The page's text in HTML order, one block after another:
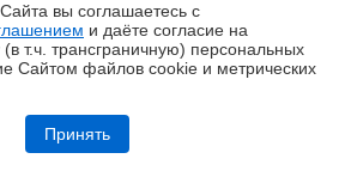
Radeon RX 9060 XT OC 8G: на что
вы соглашаетесь с
и даёте согласие на
т.ч. трансграничную) персональных
Cайтом файлов cookie и метрических
Принять